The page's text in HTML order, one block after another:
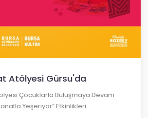
Atölyesi Gürsu'da
Çocuklarla Buluşmaya Devam
Yeşeriyor” Etkinlikleri